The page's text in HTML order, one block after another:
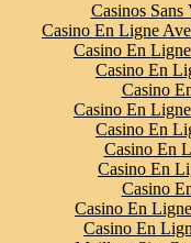
Casinos
Casino En Ligne
Casino En
Casino En
Casino
Casino En
Casino En
Casino En
Casino En
Casino
Casino En
Casino En